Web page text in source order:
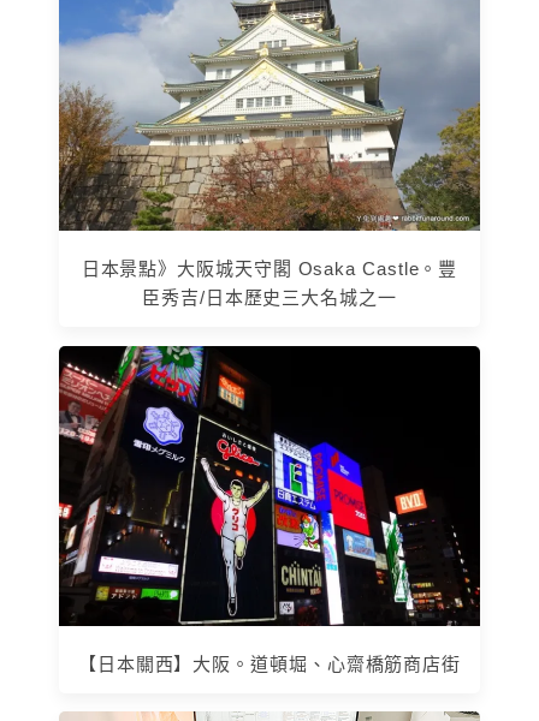
日本景點》大阪城天守閣 Osaka Castle。豐
臣秀吉/日本歷史三大名城之一
【日本關西】大阪。道頓堀、心齋橋筋商店街